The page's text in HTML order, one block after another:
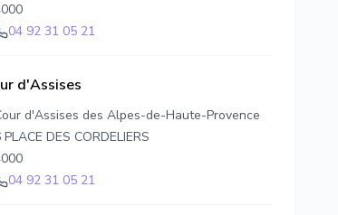
04 92 31 05 21
d'Assises
d'Assises des Alpes-de-Haute-Provence
PLACE DES CORDELIERS
04 92 31 05 21